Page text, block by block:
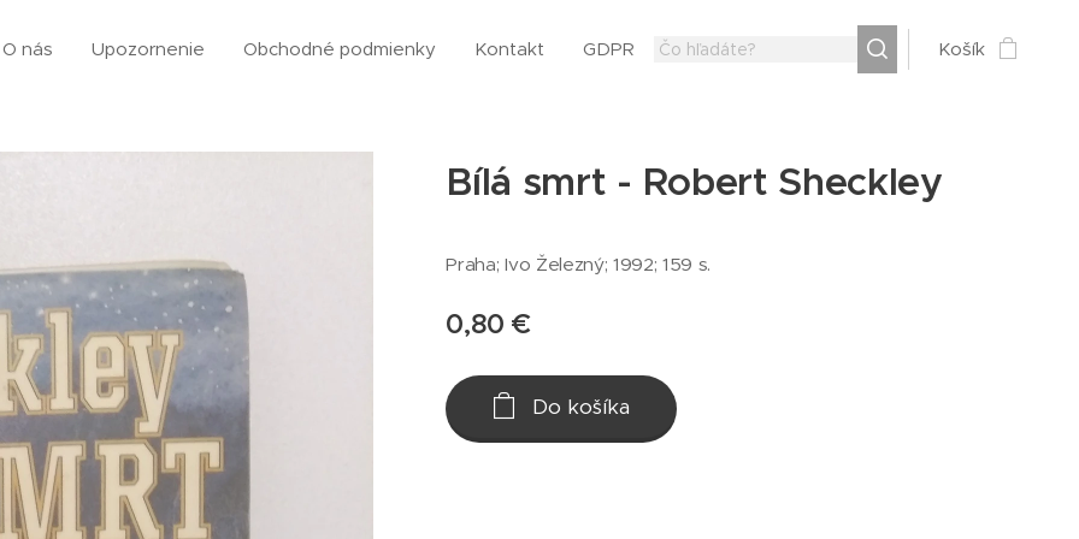
O nás Upozornenie Obchodné podmienky Kontakt GDPR Košík
Bílá smrt - Robert Sheckley
Praha; Ivo Železný; 1992; 159 s.
0,80 €
Do košíka